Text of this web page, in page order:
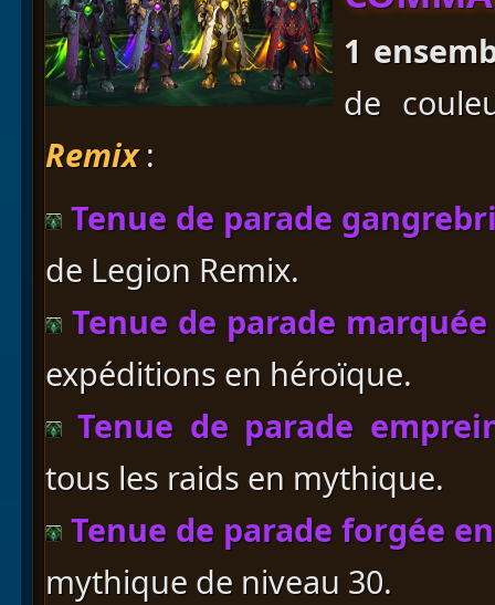
1
de
Remix:
Tenue de parade
de Legion Remix.
Tenue de parade
expéditions en héroïque.
Tenue de parade
tous les raids en mythique.
Tenue de parade forgée
mythique de niveau 30.